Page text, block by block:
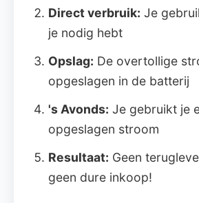
Direct verbruik: Je
je nodig hebt
Opslag: De overtollige
opgeslagen in de batterij
's Avonds: Je gebruikt je
opgeslagen stroom
Resultaat: Geen
geen dure inkoop!